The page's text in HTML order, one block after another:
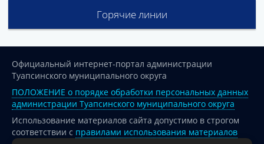
Горячие линии
Официальный интернет-портал администрации
Туапсинского муниципального округа
ПОЛОЖЕНИЕ о порядке обработки персональных данных
администрации Туапсинского муниципального округа
Использование материалов сайта допустимо в строгом
соответствии с правилами использования материалов